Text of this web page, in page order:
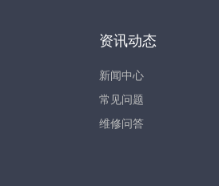
资讯动态
新闻中心
常见问题
维修问答